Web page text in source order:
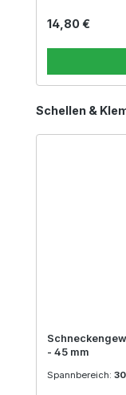
Regulärer Preis:
14,80 €
Produktgalerie
Schellen &
- 45 mm
Spannbereich: